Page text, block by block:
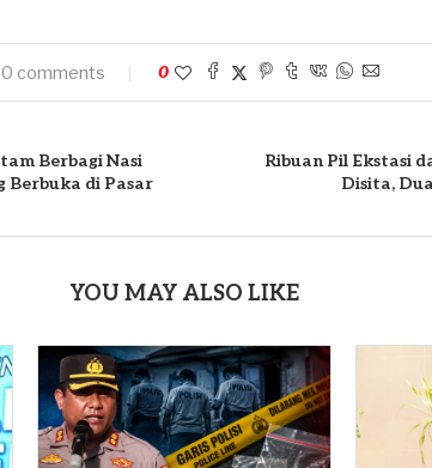
0 comments 0
Berbagi Nasi
Berbuka di Pasar
Ribuan Pil Ekstasi
Disita,
YOU MAY ALSO LIKE